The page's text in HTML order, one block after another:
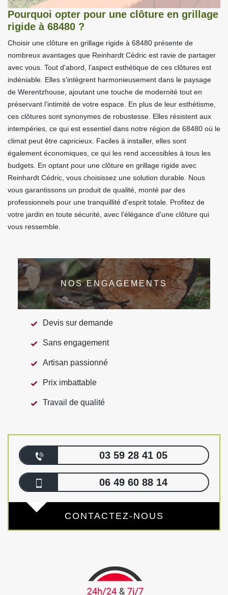
Pourquoi opter pour une clôture en grillage
rigide à 68480 ?
Choisir une clôture en grillage rigide à 68480 présente de
nombreux avantages que Reinhardt Cédric est ravie de partager
avec vous. Tout d'abord, l’aspect esthétique de ces clôtures est
indéniable. Elles s'intègrent harmonieusement dans le paysage
de Werentzhouse, ajoutant une touche de modernité tout en
préservant l'intimité de votre espace. En plus de leur esthétisme,
ces clôtures sont synonymes de robustesse. Elles résistent aux
intempéries, ce qui est essentiel dans notre région de 68480 où le
climat peut être capricieux. Faciles à installer, elles sont
également économiques, ce qui les rend accessibles à tous les
budgets. En optant pour une clôture en grillage rigide avec
Reinhardt Cédric, vous choisissez une solution durable. Nous
vous garantissons un produit de qualité, monté par des
professionnels pour une tranquillité d'esprit totale. Profitez de
votre jardin en toute sécurité, avec l'élégance d'une clôture qui
vous ressemble.
NOS ENGAGEMENTS
Devis sur demande
Sans engagement
Artisan passionné
Prix imbattable
Travail de qualité
03 59 28 41 05
06 49 60 88 14
CONTACTEZ-NOUS